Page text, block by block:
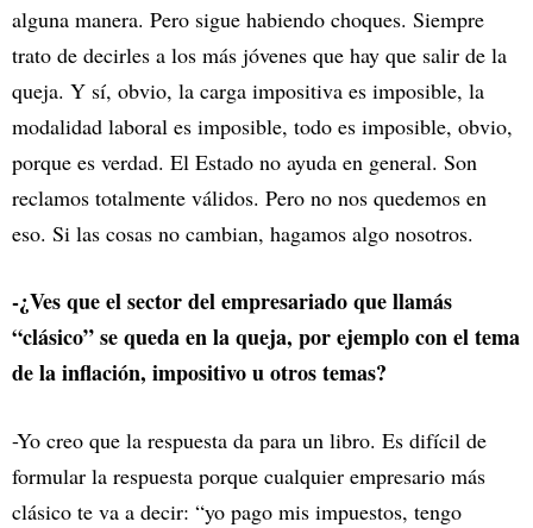
alguna manera. Pero sigue habiendo choques. Siempre
trato de decirles a los más jóvenes que hay que salir de la
queja. Y sí, obvio, la carga impositiva es imposible, la
modalidad laboral es imposible, todo es imposible, obvio,
porque es verdad. El Estado no ayuda en general. Son
reclamos totalmente válidos. Pero no nos quedemos en
eso. Si las cosas no cambian, hagamos algo nosotros.
-¿Ves que el sector del empresariado que llamás
“clásico” se queda en la queja, por ejemplo con el tema
de la inflación, impositivo u otros temas?
-Yo creo que la respuesta da para un libro. Es difícil de
formular la respuesta porque cualquier empresario más
clásico te va a decir: “yo pago mis impuestos, tengo